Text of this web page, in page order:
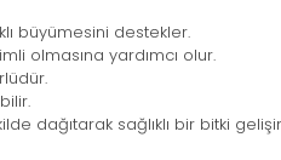
büyümesini destekler.
olmasına yardımcı olur.
dağıtarak sağlıklı bir bitki